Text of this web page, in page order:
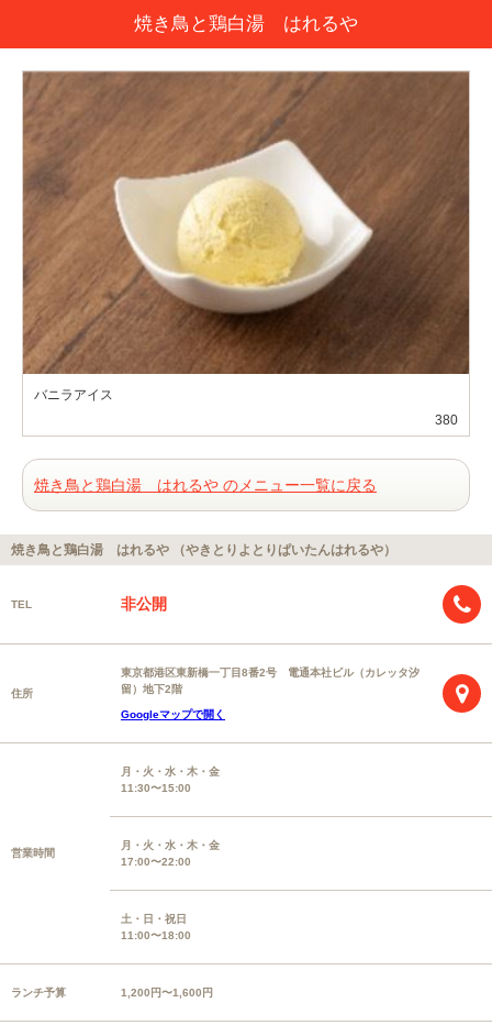
焼き鳥と鶏白湯 はれるや
バニラアイス
380
焼き鳥と鶏白湯 はれるや のメニュー一覧に戻る
焼き鳥と鶏白湯 はれるや （やきとりよとりぱいたんはれるや）
TEL 非公開
住所
東京都港区東新橋一丁目8番2号 電通本社ビル（カレッタ汐
留）地下2階
Googleマップで開く
営業時間
月・火・水・木・金
11:30〜15:00
月・火・水・木・金
17:00〜22:00
土・日・祝日
11:00〜18:00
ランチ予算 1,200円〜1,600円